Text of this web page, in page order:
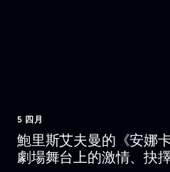
5 四月
鮑里斯艾夫曼的《安娜
劇場舞台上的激情、抉